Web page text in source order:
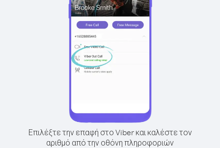
Επιλέξτε την επαφή στο Viber και καλέστε τον
αριθμό από την οθόνη πληροφοριών